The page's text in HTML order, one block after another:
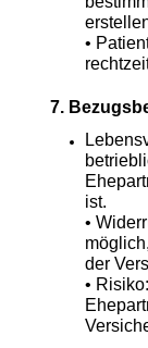
•
7.
ist.
•
der
•